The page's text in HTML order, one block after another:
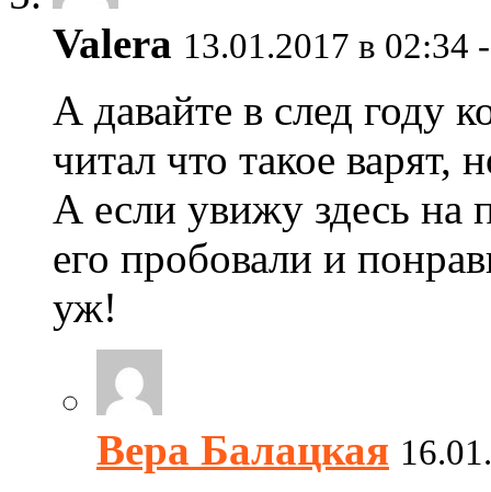
Valera 13.01.2017 в 02:34
А давайте в след году
читал что такое
А если увижу здесь на
его пробовали и
уж!
Вера Балацкая